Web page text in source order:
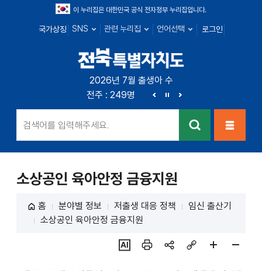
전북특별자치
도
2026년 7월 출생아 수
전주 : 249명 군산 : 89명
이 누리집은 대한민국 공식 전자정부 누리집입니다.
국가상징 SNS 관련 누리집 언어선택 로그인
소상공인 육아안정 금융지원
홈 분야별 정보 저출생 대응 정책
임신 출산기
소상공인 육아안정 금융지원